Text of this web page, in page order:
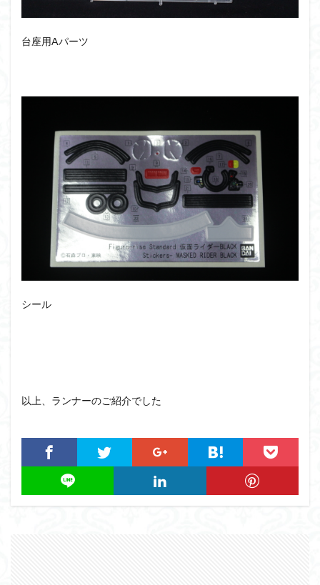
台座用Aパーツ
シール
以上、ランナーのご紹介でした